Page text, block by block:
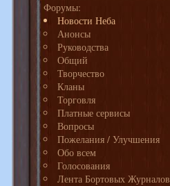
Форумы:
Новости Неба
Анонсы
Руководства
Общий
Творчество
Кланы
Торговля
Платные сервисы
Вопросы
Пожелания / Улучшения
Обо всем
Голосования
Лента Бортовых Журналов